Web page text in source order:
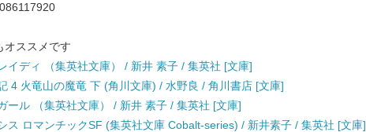
オススメです
イディ （集英社文庫） / 新井 素子 / 集英社 [文庫]
4 火竜山の魔竜 下 (角川文庫) / 水野良 / 角川書店 [文庫]
ール （集英社文庫） / 新井 素子 / 集英社 [文庫]
ス ロマンチックSF (集英社文庫 Cobalt-series) / 新井素子 / 集英社 [文庫]